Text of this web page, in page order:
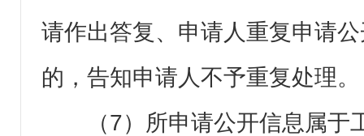
请作出答复、申请人重复申请
的，告知申请人不予重复处理。
（7）所申请公开信息属